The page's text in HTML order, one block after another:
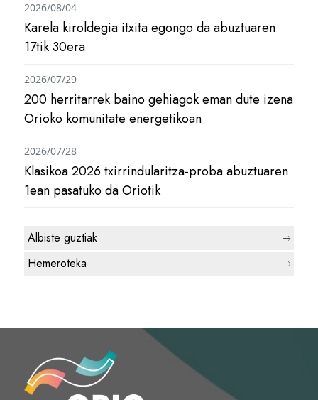
Karela kiroldegia itxita egongo da abuztuaren
17tik 30era
2026/08/04
200 herritarrek baino gehiagok eman dute izena
Orioko komunitate energetikoan
2026/07/29
Klasikoa 2026 txirrindularitza-proba abuztuaren
1ean pasatuko da Oriotik
2026/07/28
Albiste guztiak
Hemeroteka